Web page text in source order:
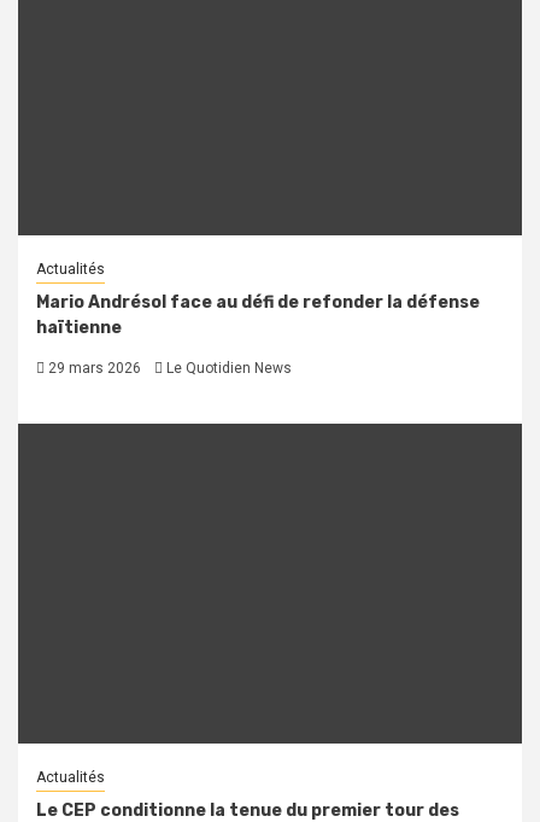
Actualités
Mario Andrésol face au défi de refonder la défense
haïtienne
29 mars 2026 Le Quotidien News
Actualités
Le CEP conditionne la tenue du premier tour des